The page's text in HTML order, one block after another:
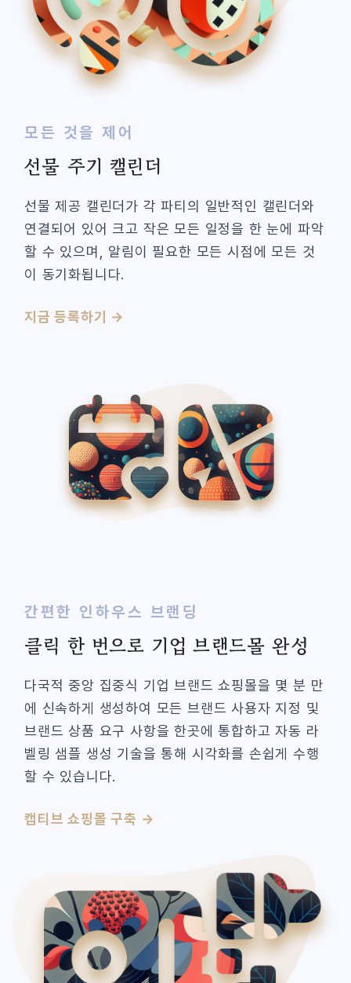
모든 것을 제어
선물 주기 캘린더
선물 제공 캘린더가 각 파티의 일반적인 캘린더와
연결되어 있어 크고 작은 모든 일정을 한 눈에 파악
할 수 있으며, 알림이 필요한 모든 시점에 모든 것
이 동기화됩니다.
지금 등록하기 →
간편한 인하우스 브랜딩
클릭 한 번으로 기업 브랜드몰 완성
다국적 중앙 집중식 기업 브랜드 쇼핑몰을 몇 분 만
에 신속하게 생성하여 모든 브랜드 사용자 지정 및
브랜드 상품 요구 사항을 한곳에 통합하고 자동 라
벨링 샘플 생성 기술을 통해 시각화를 손쉽게 수행
할 수 있습니다.
캡티브 쇼핑몰 구축 →